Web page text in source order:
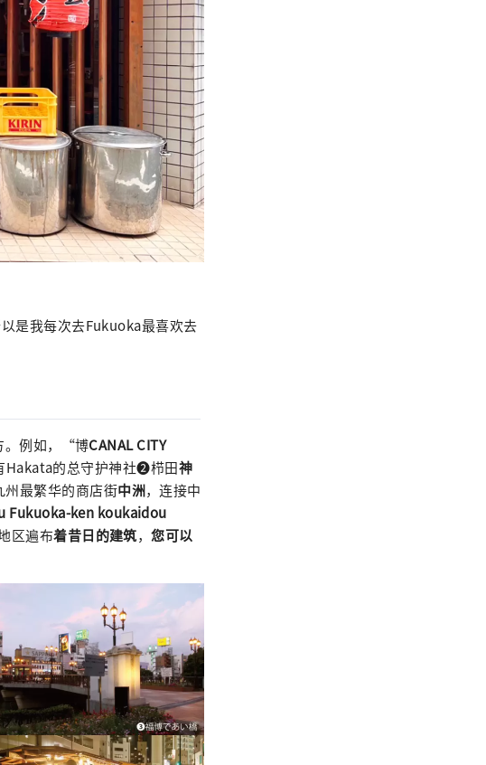
是我每次去Fukuoka最喜欢去
。例如，“博CANAL CITY
Hakata的总守护神社❷栉田神
州最繁华的商店街中洲，连接中
Fukuoka-ken koukaidou
区遍布着昔日的建筑，您可以